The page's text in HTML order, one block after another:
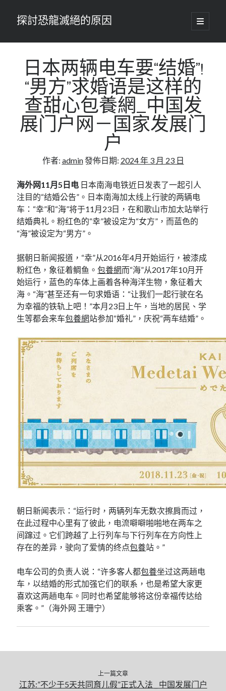
探討恐龍滅絕的原因
開
啟
要
單
日本两辆电车要“结婚”!
“男方”求婚语是这样的
查甜心包養網_中国发
展门户网－国家发展门
户
作者: admin發佈日期: 2024 年 3 月 23 日
海外网11月5日电 日本南海电铁近日发表了一起引人
注目的“结婚公告”。日本南海加太线上行驶的两辆电
车：“幸”和“海”将于11月23日，在和歌山市加太站举行
结婚典礼。粉红色的“幸”被设定为“女方”，而蓝色的
“海”被设定为“男方”。
据朝日新闻报道，“幸”从2016年4月开始运行，被漆成
粉红色，象征着鲷鱼。包養網而“海”从2017年10月开
始运行，蓝色的车体上画着各种海洋生物，象征着大
海。“海”甚至还有一句求婚语：“让我们一起行驶在名
为幸福的铁轨上吧！”本月23日上午，当地的居民、学
生等都会来车包養網站参加“婚礼”，庆祝“两车结婚”。
朝日新闻表示：“运行时，两辆列车无数次擦肩而过，
在此过程中心里有了彼此，电流噼噼啪啪地在两车之
间蹿过。它们跨越了上行列车与下行列车在方向性上
存在的差异，驶向了爱情的终点包養站。”
电车公司的负责人说：“许多客人都包養坐过这两趟电
车，以结婚的形式加强它们的联系，也是希望大家更
喜欢这两趟电车。同时也希望能够将这份幸福传达给
乘客。”（海外网 王珊宁）
上一篇文章
江苏:”不少于5天共同育儿假”正式入法 _ 中国发展门户